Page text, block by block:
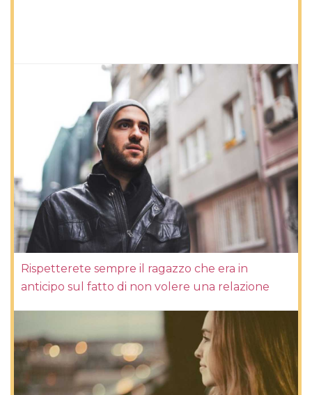
Rispetterete sempre il ragazzo che era in
anticipo sul fatto di non volere una relazione